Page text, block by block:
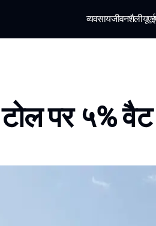
व्यवसायजीवनशैलीयूएई
पर ५%